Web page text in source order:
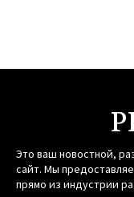
Это ваш новостной,
сайт. Мы
прямо из индустрии